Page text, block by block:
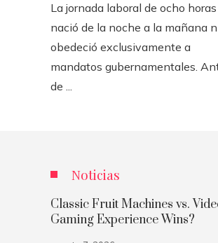
La jornada laboral de ocho
nació de la noche a la mañana
obedeció exclusivamente a
mandatos gubernamentales.
de ...
Noticias
Classic Fruit Machines vs.
Gaming Experience Wins?